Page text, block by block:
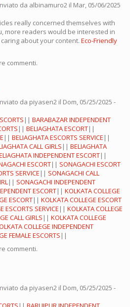
da albinamuro2 il Mar, 05/06/2025
really concerned themselves with
more readers would be interested in
about your content. Eco-Friendly
commenti.
da piyasen2 il Dom, 05/25/2025 -
|| BARABAZAR INDEPENDENT
|| BELIAGHATA ESCORT||
|| BELIAGHATA ESCORTS SERVICE ||
CALL GIRLS || BELIAGHATA
INDEPENDENT ESCORT||
ESCORT|| SONAGACHI ESCORT
SERVICE || SONAGACHI CALL
|| SONAGACHI INDEPENDENT
ESCORT|| KOLKATA COLLEGE
ESCORT|| KOLKATA COLLEGE ESCORT
ESCORTS SERVICE || KOLKATA COLLEGE
CALL GIRLS || KOLKATA COLLEGE
COLLEGE INDEPENDENT
FEMALE ESCORTS ||
commenti.
da piyasen2 il Dom, 05/25/2025 -